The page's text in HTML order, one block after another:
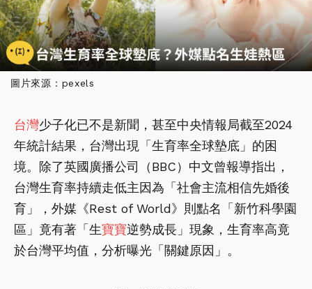
圖片來源：pexels
台灣少子化已不是新聞，甚至中央情報局截至2024
年統計結果，台灣出現「生育率全球墊底」的困
境。除了英國廣播公司（BBC）中文曾報導指出，
台灣生育率持續走低主因為「社會主流相信先婚後
育」，外媒《Rest of World》則點名「新竹科學園
區」竟有著「生寶寶逆勢成長」現象，生育率高竟
於台灣平均值，分析曝光「關鍵原因」。